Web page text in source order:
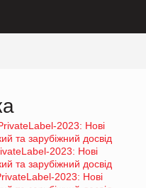
2023: Нові
та зарубіжний досвід
2023: Нові
та зарубіжний досвід
2023: Нові